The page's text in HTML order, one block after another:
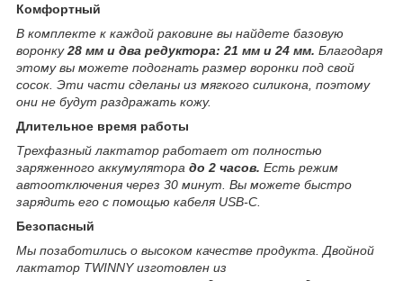
Комфортный
В комплекте к каждой раковине вы найдете базовую
воронку28 мм и два редуктора: 21 мм и 24 мм. Благодаря
этому вы можете подогнать размер воронки под свой
сосок. Эти части сделаны из мягкого силикона, поэтому
они не будут раздражать кожу.
Длительное время работы
Трехфазный лактатор работает от полностью
заряженного аккумулятора до 2 часов. Есть режим
автоотключения через 30 минут. Вы можете быстро
зарядить его с помощью кабеля USB-C.
Безопасный
Мы позаботились о высоком качестве продукта. Двойной
лактатор TWINNY изготовлен из